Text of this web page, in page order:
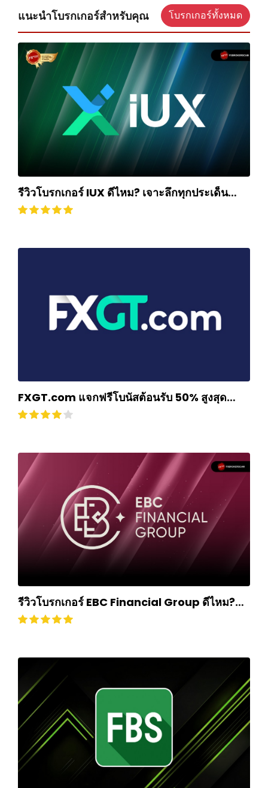
แนะนำโบรกเกอร์สำหรับคุณ โบรกเกอร์ทั้งหมด
รีวิวโบรกเกอร์ IUX ดีไหม? เจาะลึกทุกประเด็น
ฉบับปี 2025
FXGT.com แจกฟรีโบนัสต้อนรับ 50% สูงสุด
$500
รีวิวโบรกเกอร์ EBC Financial Group ดีไหม?
ถอนเงินยากหรือไม่? อัปเดตปี 2024